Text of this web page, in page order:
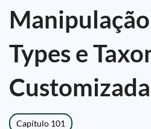
Types e
Capítulo 101